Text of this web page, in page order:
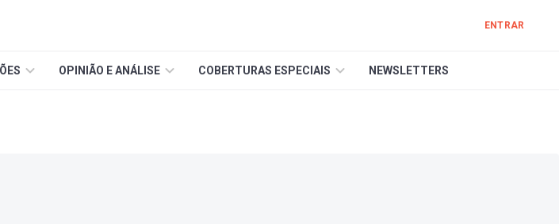
ENTRAR
OPINIÃO E ANÁLISE COBERTURAS ESPECIAIS NEWSLETTERS